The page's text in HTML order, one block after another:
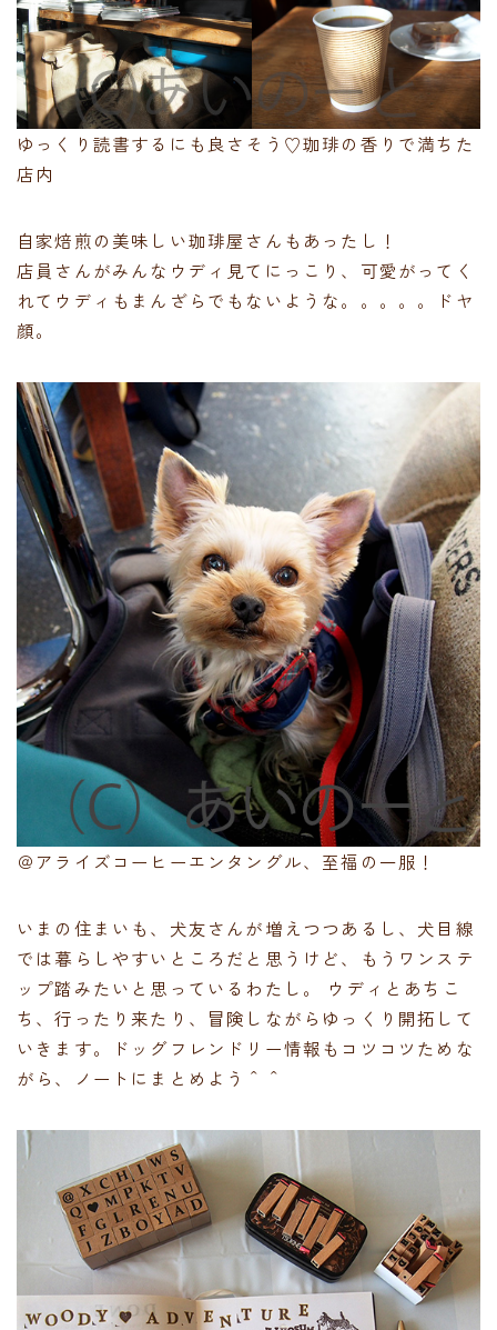
ゆっくり読書するにも良さそう♡珈琲の香りで満ちた
店内
自家焙煎の美味しい珈琲屋さんもあったし！
店員さんがみんなウディ見てにっこり、可愛がってく
れてウディもまんざらでもないような。。。。。ドヤ
顔。
＠アライズコーヒーエンタングル、至福の一服！
いまの住まいも、犬友さんが増えつつあるし、犬目線
では暮らしやすいところだと思うけど、もうワンステ
ップ踏みたいと思っているわたし。 ウディとあちこ
ち、行ったり来たり、冒険しながらゆっくり開拓して
いきます。ドッグフレンドリー情報もコツコツためな
がら、ノートにまとめよう＾＾